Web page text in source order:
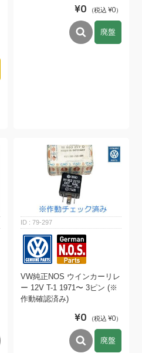
¥0 （税込 ¥0）
廃盤
79-297
VW純正NOS ウインカーリレ
ー 12V T-1 1971〜 3ピン (※
作動確認済み)
¥0 （税込 ¥0）
廃盤